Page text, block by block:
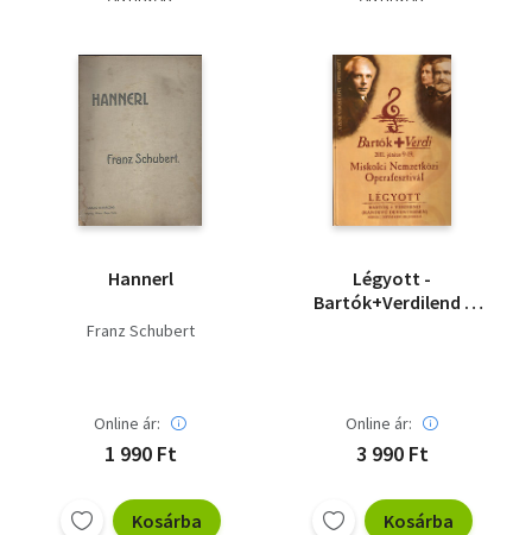
Hannerl
Franz Schubert
Online ár:
1 990 Ft
Kosárba
Légyott -
Bartók+Verdilend -
Online ár:
3 990 Ft
Kosárba